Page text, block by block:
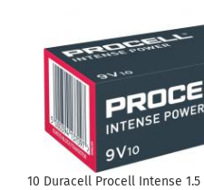
10 Duracell Procell Intense